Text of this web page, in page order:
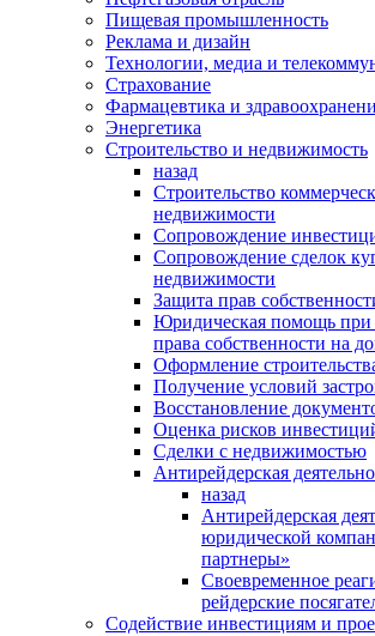
Пищевая промышленность
Реклама и дизайн
Технологии, медиа и
Страхование
Фармацевтика и
Энергетика
Строительство и недвижимость
назад
Строительство
недвижимости
Сопровождение
Сопровождение сделок
недвижимости
Защита прав
Юридическая помощь при
права собственности на
Оформление
Получение условий
Восстановление
Оценка рисков
Сделки с недвижимостью
Антирейдерская
назад
Антирейдерская
юридической
партнеры»
Своевременное
рейдерские
Содействие инвестициям и